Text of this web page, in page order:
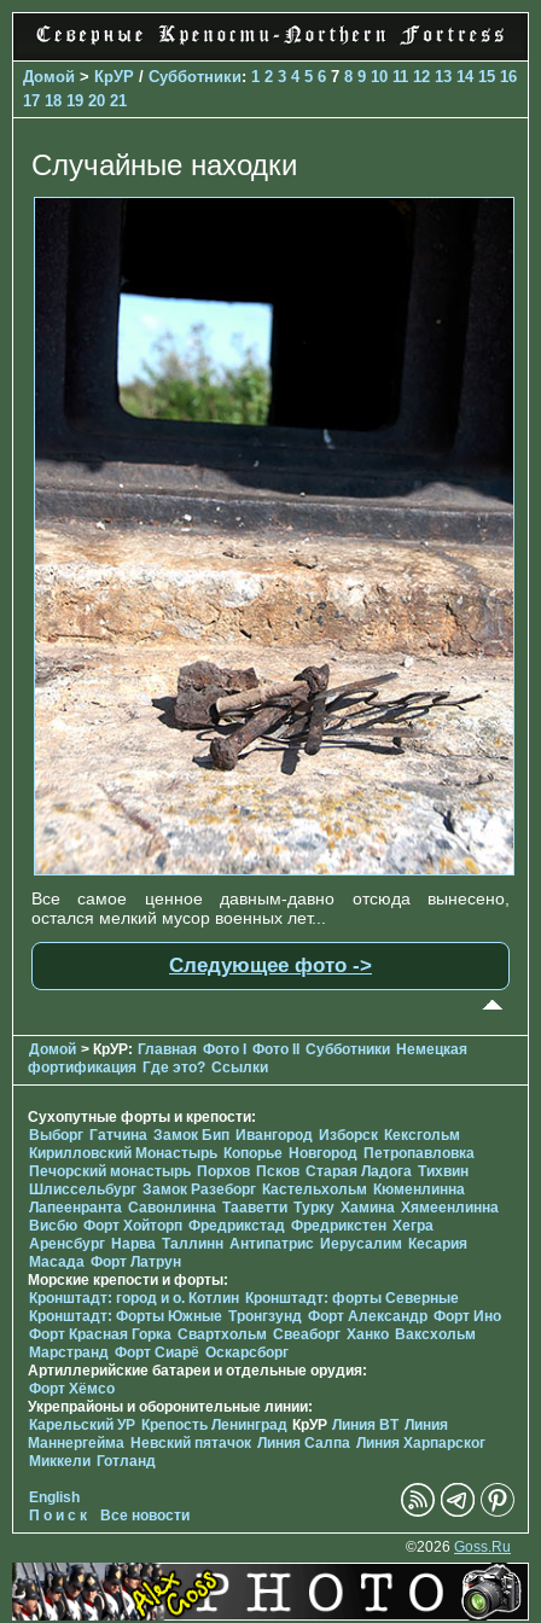
Домой > КрУР / Субботники: 1 2 3 4 5 6 7 8 9 10 11 12 13 14 15 16
17 18 19 20 21
Случайные находки
Все самое ценное давным-давно отсюда вынесено,
остался мелкий мусор военных лет...
Следующее фото ->
Домой > КрУР: Главная Фото I Фото II Субботники Немецкая
фортификация Где это? Ссылки
Сухопутные форты и крепости:
Выборг Гатчина Замок Бип Ивангород Изборск Кексгольм
Кирилловский Монастырь Копорье Новгород Петропавловка
Печорcкий монастырь Порхов Псков Старая Ладога Тихвин
Шлиссельбург Замок Разеборг Кастельхольм Кюменлинна
Лапеенранта Савонлинна Тааветти Турку Хамина Хямеенлинна
Висбю Форт Хойторп Фредрикстад Фредрикстен Хегра
Аренсбург Нарва Таллинн Антипатрис Иерусалим Кесария
Масада Форт Латрун
Морские крепости и форты:
Кронштадт: город и о. Котлин Кронштадт: форты Северные
Кронштадт: Форты Южные Тронгзунд Форт Александр Форт Ино
Форт Красная Горка Свартхольм Свеаборг Ханко Ваксхольм
Марстранд Форт Сиарё Оскарсборг
Артиллерийские батареи и отдельные орудия:
Форт Хёмсо
Укрепрайоны и оборонительные линии:
Карельский УР Крепость Ленинград КрУР Линия ВТ Линия
Маннергейма Невский пятачок Линия Салпа Линия Харпарског
Миккели Готланд
English
П о и с к
Все новости
©2026 Goss.Ru